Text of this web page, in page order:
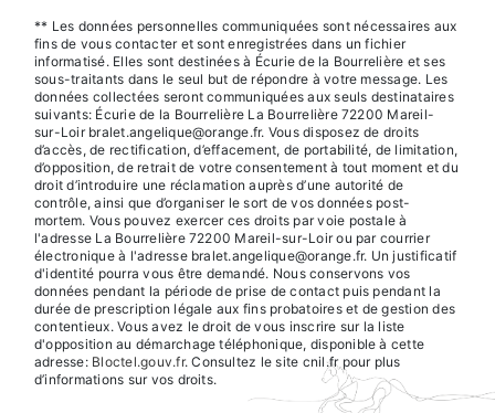
** Les données personnelles communiquées sont nécessaires aux
fins de vous contacter et sont enregistrées dans un fichier
informatisé. Elles sont destinées à Écurie de la Bourrelière et ses
sous-traitants dans le seul but de répondre à votre message. Les
données collectées seront communiquées aux seuls destinataires
suivants: Écurie de la Bourrelière La Bourrelière 72200 Mareil-
sur-Loir bralet.angelique@orange.fr. Vous disposez de droits
d’accès, de rectification, d’effacement, de portabilité, de limitation,
d’opposition, de retrait de votre consentement à tout moment et du
droit d’introduire une réclamation auprès d’une autorité de
contrôle, ainsi que d’organiser le sort de vos données post-
mortem. Vous pouvez exercer ces droits par voie postale à
l'adresse La Bourrelière 72200 Mareil-sur-Loir ou par courrier
électronique à l'adresse bralet.angelique@orange.fr. Un justificatif
d'identité pourra vous être demandé. Nous conservons vos
données pendant la période de prise de contact puis pendant la
durée de prescription légale aux fins probatoires et de gestion des
contentieux. Vous avez le droit de vous inscrire sur la liste
d'opposition au démarchage téléphonique, disponible à cette
adresse: Bloctel.gouv.fr. Consultez le site cnil.fr pour plus
d’informations sur vos droits.